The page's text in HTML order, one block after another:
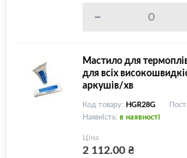
Мастило для
для всіх
аркушів/хв
Код товару: HGR28G
Наявність: в наявності
Ціна
2 112.00₴